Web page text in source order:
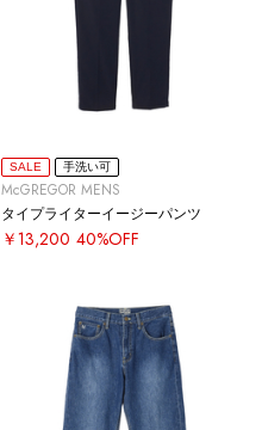
SALE 手洗い可
McGREGOR MENS
タイプライターイージーパンツ
￥13,200 40%OFF